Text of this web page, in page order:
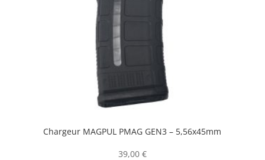
Chargeur MAGPUL PMAG GEN3 – 5,56x45mm
39,00 €